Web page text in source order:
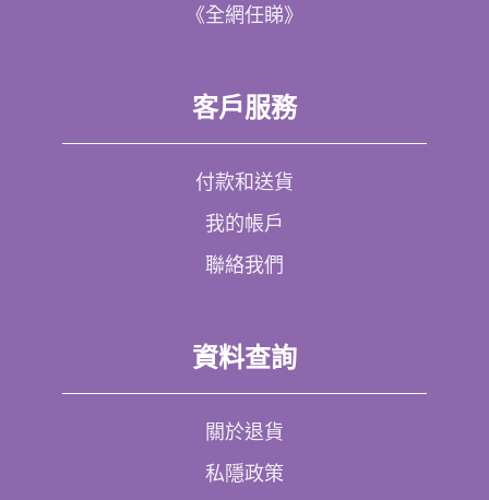
《全網任睇》
客戶服務
付款和送貨
我的帳戶
聯絡我們
資料查詢
關於退貨
私隱政策